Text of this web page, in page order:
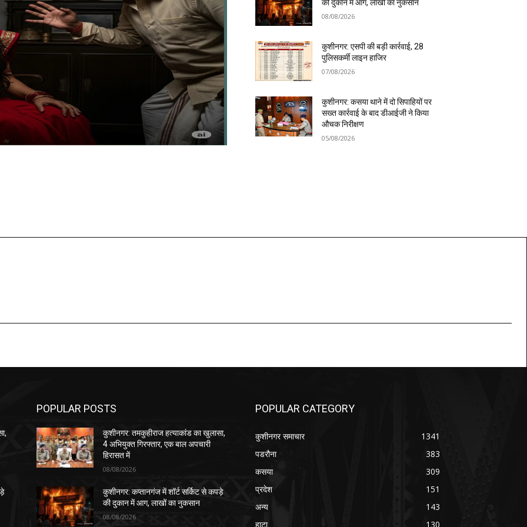
की दुकान में आग, लाखों का नुकसान
08/08/2026
कुशीनगर: एसपी की बड़ी कार्रवाई, 28
पुलिसकर्मी लाइन हाजिर
07/08/2026
कुशीनगर: कसया थाने में दो सिपाहियों पर
सख्त कार्रवाई के बाद डीआईजी ने किया
औचक निरीक्षण
05/08/2026
POPULAR POSTS
कुशीनगर: तमकुहीराज हत्याकांड का खुलासा,
4 अभियुक्त गिरफ्तार, एक बाल अपचारी
हिरासत में
08/08/2026
कुशीनगर: कप्तानगंज में शॉर्ट सर्किट से कपड़े
की दुकान में आग, लाखों का नुकसान
08/08/2026
POPULAR CATEGORY
कुशीनगर समाचार
1341
पडरौना
383
कसया
309
प्रदेश
151
अन्य
143
हाटा
130